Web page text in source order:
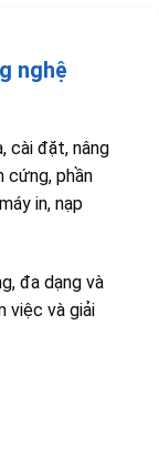
nghệ
cài đặt, nâng
cứng, phần
in, nạp
đa dạng và
việc và giải